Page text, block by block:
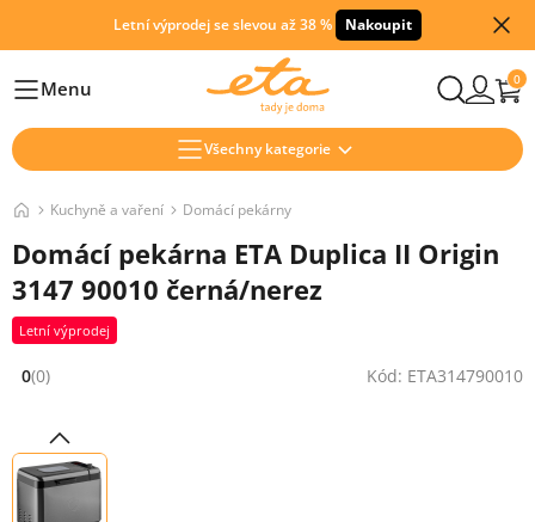
Letní výprodej se slevou až 38 % Nakoupit
HlavníMenu 0
Všechny kategorie
Kuchyně a vaření Domácí pekárny
Domácí pekárna ETA Duplica II Origin
3147 90010 černá/nerez
Letní výprodej
Hodnocení: 0 z 5 (0 recenzí)
0(0) Kód: ETA314790010